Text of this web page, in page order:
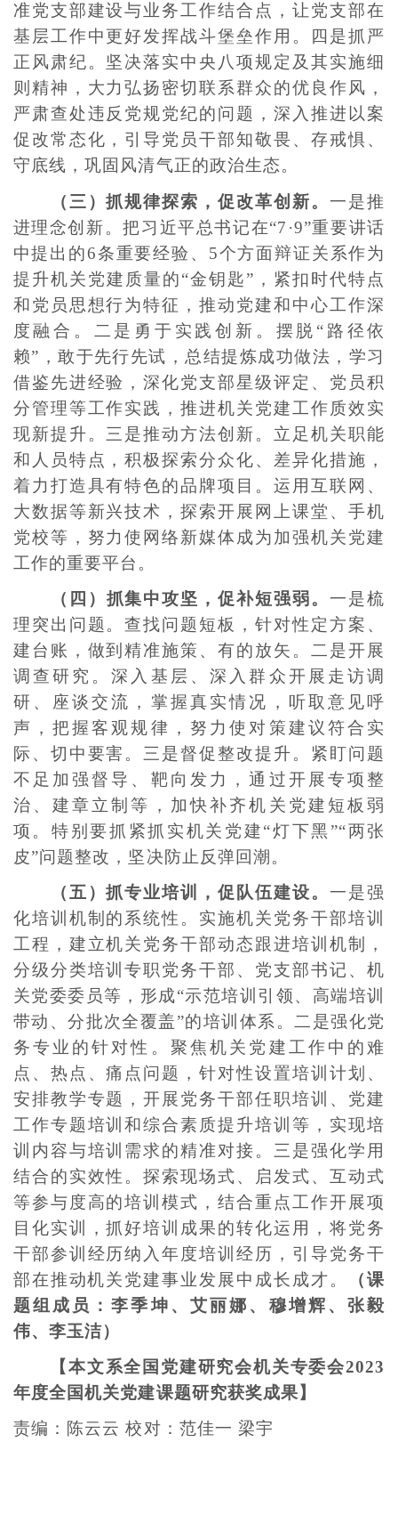
准党支部建设与业务工作结合点，让党支部在
基层工作中更好发挥战斗堡垒作用。四是抓严
正风肃纪。坚决落实中央八项规定及其实施细
则精神，大力弘扬密切联系群众的优良作风，
严肃查处违反党规党纪的问题，深入推进以案
促改常态化，引导党员干部知敬畏、存戒惧、
守底线，巩固风清气正的政治生态。
（三）抓规律探索，促改革创新。 一是推
进理念创新。把习近平总书记在“7·9”重要讲话
中提出的6条重要经验、5个方面辩证关系作为
提升机关党建质量的“金钥匙”，紧扣时代特点
和党员思想行为特征，推动党建和中心工作深
度融合。二是勇于实践创新。摆脱“路径依
赖”，敢于先行先试，总结提炼成功做法，学习
借鉴先进经验，深化党支部星级评定、党员积
分管理等工作实践，推进机关党建工作质效实
现新提升。三是推动方法创新。立足机关职能
和人员特点，积极探索分众化、差异化措施，
着力打造具有特色的品牌项目。运用互联网、
大数据等新兴技术，探索开展网上课堂、手机
党校等，努力使网络新媒体成为加强机关党建
工作的重要平台。
（四）抓集中攻坚，促补短强弱。 一是梳
理突出问题。查找问题短板，针对性定方案、
建台账，做到精准施策、有的放矢。二是开展
调查研究。深入基层、深入群众开展走访调
研、座谈交流，掌握真实情况，听取意见呼
声，把握客观规律，努力使对策建议符合实
际、切中要害。三是督促整改提升。紧盯问题
不足加强督导、靶向发力，通过开展专项整
治、建章立制等，加快补齐机关党建短板弱
项。特别要抓紧抓实机关党建“灯下黑”“两张
皮”问题整改，坚决防止反弹回潮。
（五）抓专业培训，促队伍建设。 一是强
化培训机制的系统性。实施机关党务干部培训
工程，建立机关党务干部动态跟进培训机制，
分级分类培训专职党务干部、党支部书记、机
关党委委员等，形成“示范培训引领、高端培训
带动、分批次全覆盖”的培训体系。二是强化党
务专业的针对性。聚焦机关党建工作中的难
点、热点、痛点问题，针对性设置培训计划、
安排教学专题，开展党务干部任职培训、党建
工作专题培训和综合素质提升培训等，实现培
训内容与培训需求的精准对接。三是强化学用
结合的实效性。探索现场式、启发式、互动式
等参与度高的培训模式，结合重点工作开展项
目化实训，抓好培训成果的转化运用，将党务
干部参训经历纳入年度培训经历，引导党务干
部在推动机关党建事业发展中成长成才。
（课
题组成员：李季坤、艾丽娜、穆增辉、张毅
伟、李玉洁）
【本文系全国党建研究会机关专委会2023
年度全国机关党建课题研究获奖成果】
责编：陈云云 校对：范佳一 梁宇